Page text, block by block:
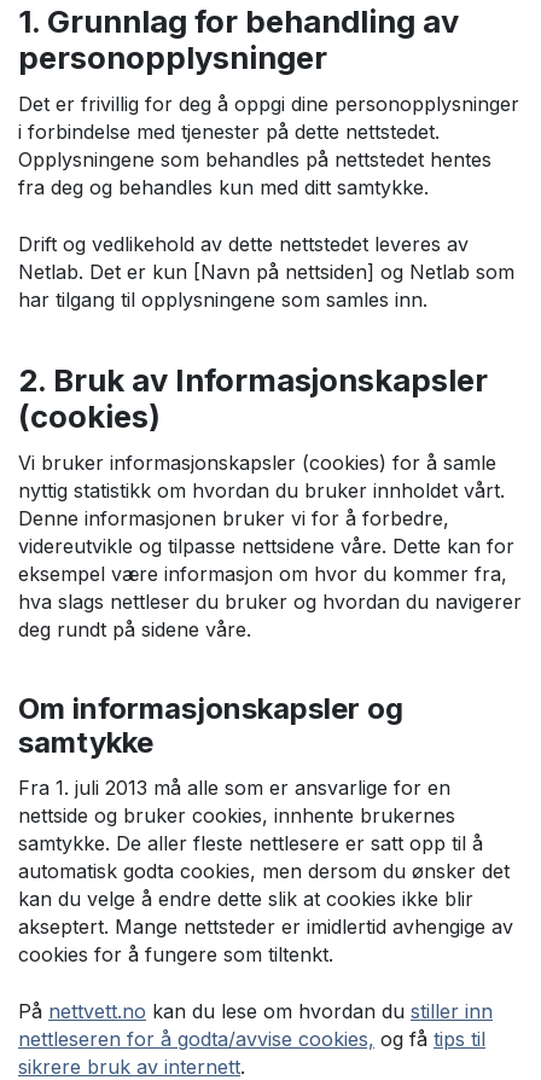
1. Grunnlag for behandling av
personopplysninger
Det er frivillig for deg å oppgi dine personopplysninger
i forbindelse med tjenester på dette nettstedet.
Opplysningene som behandles på nettstedet hentes
fra deg og behandles kun med ditt samtykke.
Drift og vedlikehold av dette nettstedet leveres av
Netlab. Det er kun [Navn på nettsiden] og Netlab som
har tilgang til opplysningene som samles inn.
2. Bruk av Informasjonskapsler
(cookies)
Vi bruker informasjonskapsler (cookies) for å samle
nyttig statistikk om hvordan du bruker innholdet vårt.
Denne informasjonen bruker vi for å forbedre,
videreutvikle og tilpasse nettsidene våre. Dette kan for
eksempel være informasjon om hvor du kommer fra,
hva slags nettleser du bruker og hvordan du navigerer
deg rundt på sidene våre.
Om informasjonskapsler og
samtykke
Fra 1. juli 2013 må alle som er ansvarlige for en
nettside og bruker cookies, innhente brukernes
samtykke. De aller fleste nettlesere er satt opp til å
automatisk godta cookies, men dersom du ønsker det
kan du velge å endre dette slik at cookies ikke blir
akseptert. Mange nettsteder er imidlertid avhengige av
cookies for å fungere som tiltenkt.
På nettvett.no kan du lese om hvordan du stiller inn
nettleseren for å godta/avvise cookies, og få tips til
sikrere bruk av internett.